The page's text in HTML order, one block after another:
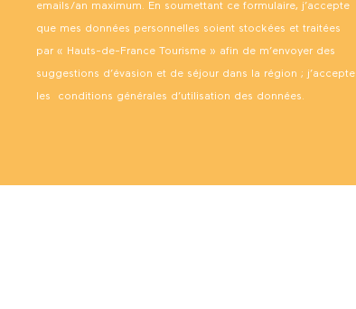
emails/an maximum. En soumettant ce formulaire, j’accepte
que mes données personnelles soient stockées et traitées
par « Hauts-de-France Tourisme » afin de m’envoyer des
suggestions d’évasion et de séjour dans la région ; j’accepte
les conditions générales d’utilisation des données.